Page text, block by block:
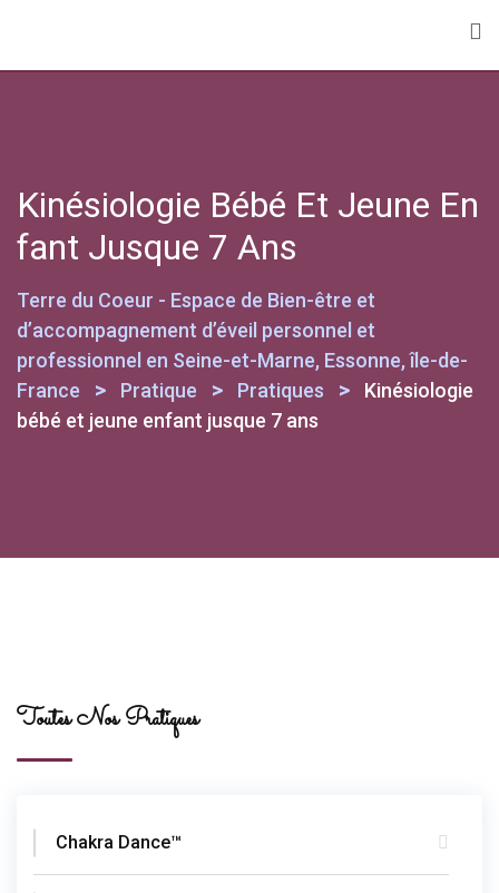
Kinésiologie Bébé Et Jeune En
Fant Jusque 7 Ans
Terre du Coeur - Espace de Bien-être et
d’accompagnement d’éveil personnel et
professionnel en Seine-et-Marne, Essonne, île-de-
France
> Pratique > Pratiques >
Kinésiologie
bébé et jeune enfant jusque 7 ans
Toutes Nos Pratiques
Chakra Dance™